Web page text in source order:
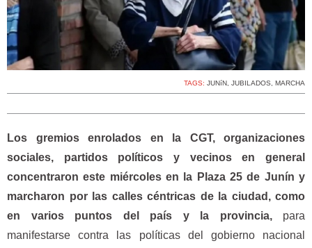
TAGS: JUNíN, JUBILADOS, MARCHA
Los gremios enrolados en la CGT, organizaciones
sociales, partidos políticos y vecinos en general
concentraron este miércoles en la Plaza 25 de Junín y
marcharon por las calles céntricas de la ciudad, como
en varios puntos del país y la provincia, para
manifestarse contra las políticas del gobierno nacional